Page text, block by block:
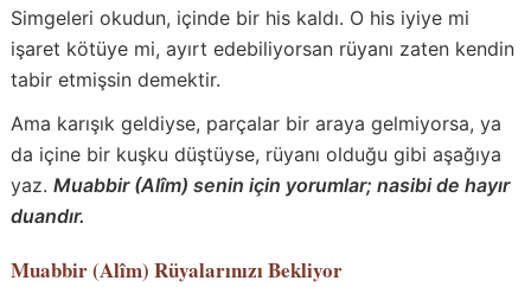
Simgeleri okudun, içinde bir his kaldı. O his iyiye mi
işaret kötüye mi, ayırt edebiliyorsan rüyanı zaten kendin
tabir etmişsin demektir.
Ama karışık geldiyse, parçalar bir araya gelmiyorsa, ya
da içine bir kuşku düştüyse, rüyanı olduğu gibi aşağıya
yaz. Muabbir (Alîm) senin için yorumlar; nasibi de hayır
duandır.
Muabbir (Alîm) Rüyalarınızı Bekliyor